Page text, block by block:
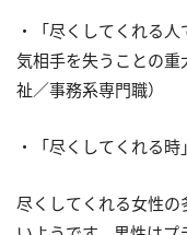
・「尽くしてくれる
気相手を失うことの
祉／事務系専門職）
・「尽くしてくれる
尽くしてくれる女性